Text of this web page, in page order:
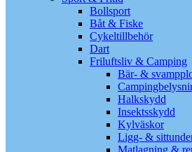
Bollsport
Båt & Fiske
Cykeltillbehör
Dart
Friluftsliv & Camping
Bär- &
Halkskydd
Insektsskydd
Kylväskor
Ligg- &
Matlagning &